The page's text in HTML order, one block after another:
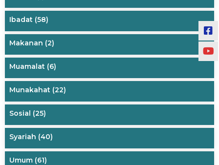
Ibadat (58)
Makanan (2)
Muamalat (6)
Munakahat (22)
Sosial (25)
Syariah (40)
Umum (61)